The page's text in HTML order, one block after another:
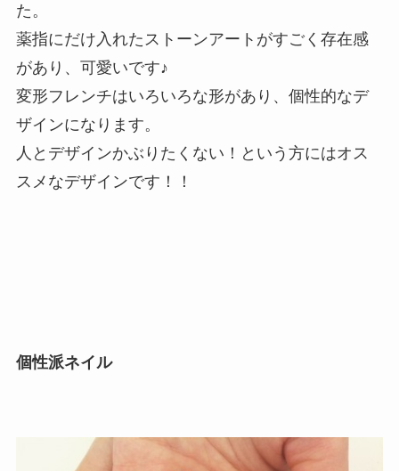
た。
薬指にだけ入れたストーンアートがすごく存在感
があり、可愛いです♪
変形フレンチはいろいろな形があり、個性的なデ
ザインになります。
人とデザインかぶりたくない！という方にはオス
スメなデザインです！！
個性派ネイル